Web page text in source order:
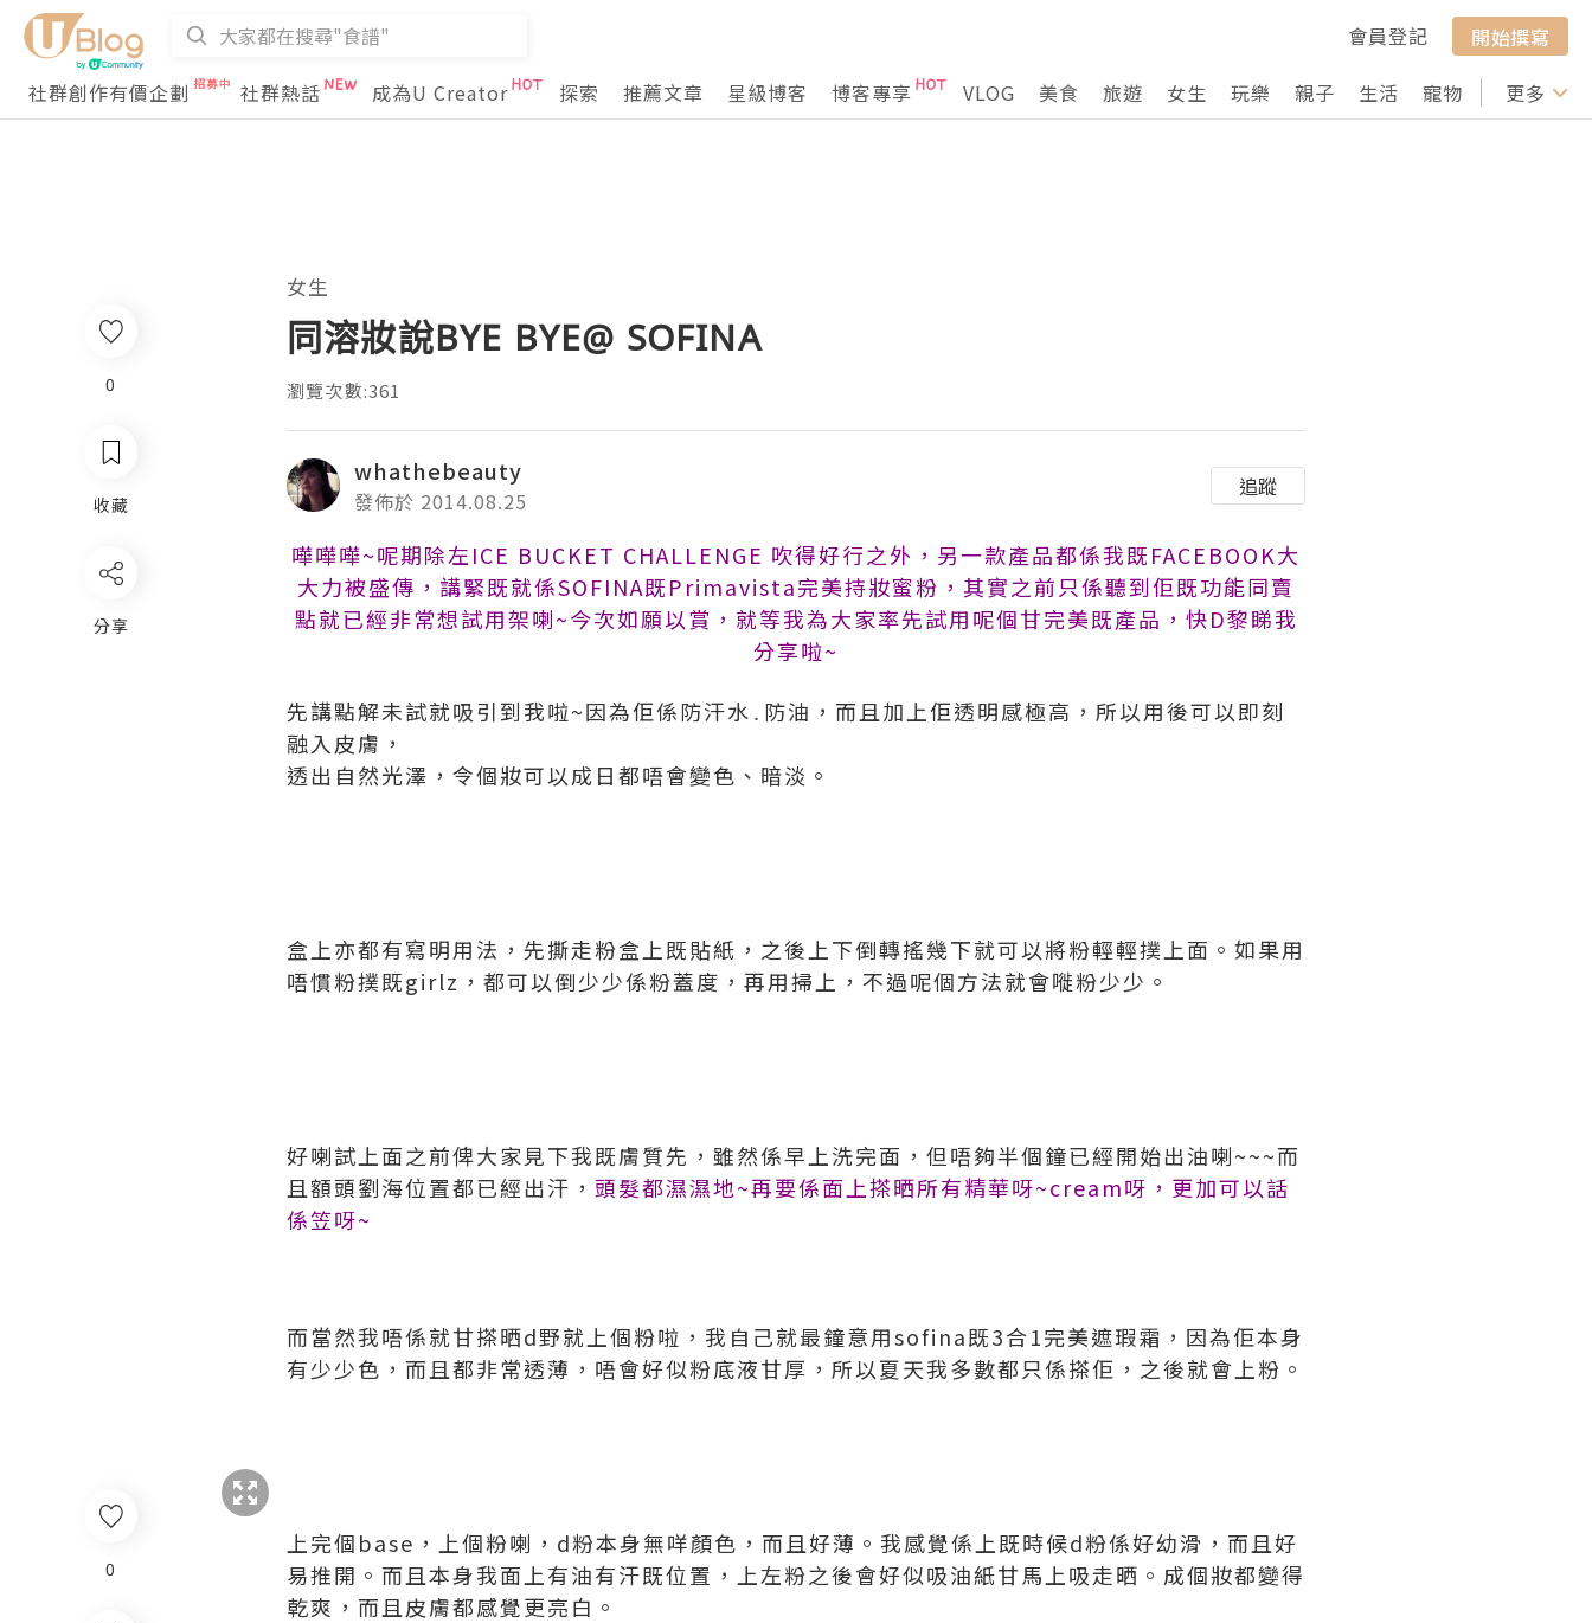
會員登記
開始撰寫
社群創作有價企劃
社群熱話 成為U Creator 探索 推薦文章 星級博客 博客專享 VLOG 美食 旅遊 女生 玩樂 親子 生活 寵物 行山 打卡
更多
0
女生
同溶妝說BYE BYE@ SOFINA
瀏覽次數:361
whathebeauty
發佈於 2014.08.25
追蹤
嘩嘩嘩~呢期除左ICE BUCKET CHALLENGE 吹得好行之外，另一款產品都係我既FACEBOOK大
大力被盛傳，講緊既就係SOFINA既Primavista完美持妝蜜粉，其實之前只係聽到佢既功能同賣
點就已經非常想試用架喇~今次如願以賞，就等我為大家率先試用呢個甘完美既產品，快D黎睇我
分享啦~
先講點解未試就吸引到我啦~因為佢係防汗水․防油，而且加上佢透明感極高，所以用後可以即刻
融入皮膚，
透出自然光澤，令個妝可以成日都唔會變色、暗淡。
盒上亦都有寫明用法，先撕走粉盒上既貼紙，之後上下倒轉搖幾下就可以將粉輕輕撲上面。如果用
唔慣粉撲既girlz，都可以倒少少係粉蓋度，再用掃上，不過呢個方法就會嘥粉少少。
好喇試上面之前俾大家見下我既膚質先，雖然係早上洗完面，但唔夠半個鐘已經開始出油喇~~~而
且額頭劉海位置都已經出汗， 頭髮都濕濕地~再要係面上搽晒所有精華呀~cream呀，更加可以話
係笠呀~
而當然我唔係就甘搽晒d野就上個粉啦，我自己就最鐘意用sofina既3合1完美遮瑕霜，因為佢本身
有少少色，而且都非常透薄，唔會好似粉底液甘厚，所以夏天我多數都只係搽佢，之後就會上粉。
上完個base，上個粉喇，d粉本身無咩顏色，而且好薄。我感覺係上既時候d粉係好幼滑，而且好
易推開。而且本身我面上有油有汗既位置，上左粉之後會好似吸油紙甘馬上吸走晒。成個妝都變得
乾爽，而且皮膚都感覺更亮白。
0
收藏
分享